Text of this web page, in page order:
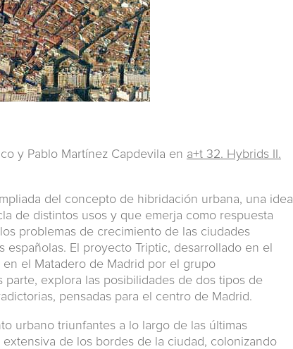
y Pablo Martínez Capdevila en a+t 32. Hybrids II.
del concepto de hibridación urbana, una idea
de distintos usos y que emerja como respuesta
problemas de crecimiento de las ciudades
españolas. El proyecto Triptic, desarrollado en el
en el Matadero de Madrid por el grupo
parte, explora las posibilidades de dos tipos de
pensadas para el centro de Madrid.
urbano triunfantes a lo largo de las últimas
de los bordes de la ciudad, colonizando